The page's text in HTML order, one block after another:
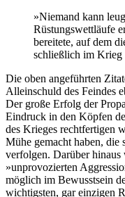
»Niemand kann
Rüstungswettläufe
bereitete, auf dem
schließlich im Krieg
Die oben angeführten
Alleinschuld des Feindes
Der große Erfolg der
Eindruck in den Köpfen
des Krieges rechtfertigen
Mühe gemacht haben, die
verfolgen. Darüber
»unprovozierten
möglich im Bewusstsein
wichtigsten, gar einzigen